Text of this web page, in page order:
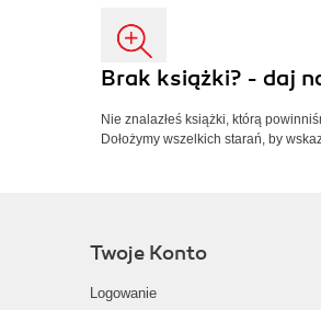
Brak książki? - daj
Nie znalazłeś książki, którą
Dołożymy wszelkich starań, by
Twoje Konto
Logowanie